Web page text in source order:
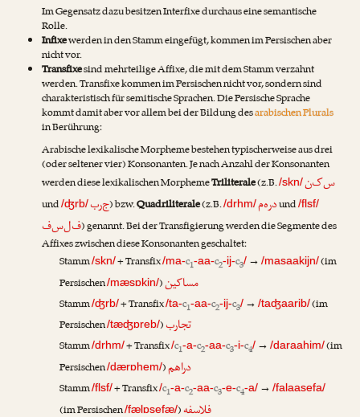
Im Gegensatz dazu besitzen Interfixe durchaus eine semantische
Rolle.
Infixewerden in den Stamm eingefügt, kommen im Persischen aber
nicht vor.
Transfixesind mehrteilige Affixe, die mit dem Stamm verzahnt
werden. Transfixe kommen im Persischen nicht vor, sondern sind
charakteristisch für semitische Sprachen. Die Persische Sprache
kommt damit aber vor allem bei der Bildung desarabischen Plurals
in Berührung:
Arabische lexikalische Morpheme bestehen typischerweise aus drei
(oder seltener vier) Konsonanten. Je nach Anzahl der Konsonanten
werden diese lexikalischen MorphemeTriliterale(z.B./skn/س‌ک‌ن
und/ʤrb/ج‌ر‌ب) bzw.Quadriliterale(z.B./drhm/د‌ر‌ه‌مund/flsf/
ف‌ل‌س‌ف) genannt. Bei der Transfigierung werden die Segmente des
Affixes zwischen diese Konsonanten geschaltet:
Stamm/skn/+ Transfix/ma-c1-aa-c2-ij-c3/→ /masaakijn/(im
Persischen/mæsɒkin/)مساکین
Stamm/ʤrb/+ Transfix/ta-c1-aa-c2-ij-c3/→ /taʤaarib/(im
Persischen/tæʤɒreb/)تجارب
Stamm/drhm/+ Transfix/c1-a-c2-aa-c3-i-c4/→ /daraahim/(im
Persischen/dærɒhem/)دراهم
Stamm/flsf/+ Transfix/c1-a-c2-aa-c3-e-c4-a/→ /falaasefa/
(im Persischen/fælɒsefæ/)فلاسفه